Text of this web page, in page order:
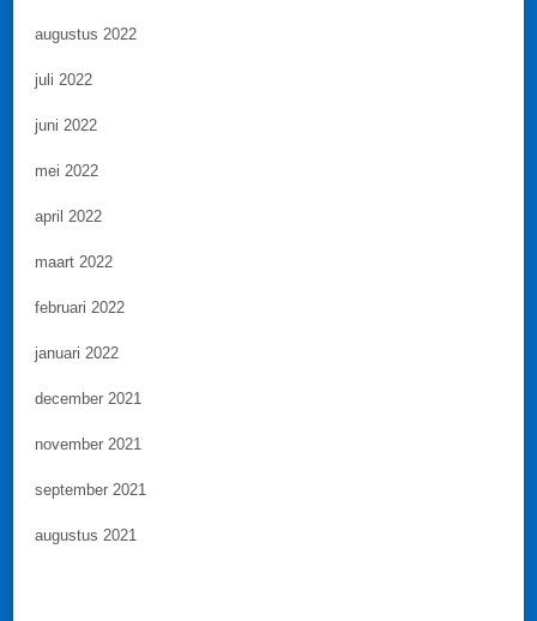
augustus 2022
juli 2022
juni 2022
mei 2022
april 2022
maart 2022
februari 2022
januari 2022
december 2021
november 2021
september 2021
augustus 2021